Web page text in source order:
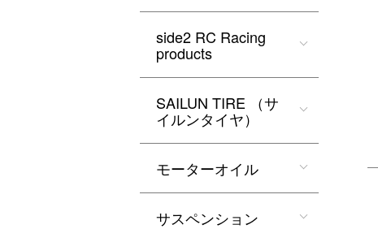
side2 RC Racing
products
SAILUN TIRE （サ
イルンタイヤ）
モーターオイル
サスペンション